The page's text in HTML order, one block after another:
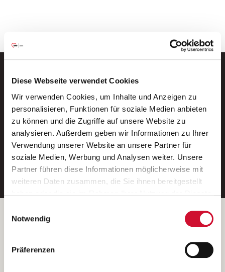
Diese Webseite verwendet Cookies
Wir verwenden Cookies, um Inhalte und Anzeigen zu
personalisieren, Funktionen für soziale Medien anbieten
zu können und die Zugriffe auf unsere Website zu
analysieren. Außerdem geben wir Informationen zu Ihrer
Verwendung unserer Website an unsere Partner für
soziale Medien, Werbung und Analysen weiter. Unsere
Partner führen diese Informationen möglicherweise mit
weiteren Daten zusammen, die Sie ihnen bereitgestellt
Wenn Sie auf „Cookies zulassen“ klicken, so stimmen
Sie der Speicherung sämtlicher Cookies zu. Sie können
Ihre Einwilligung selbstverständlich jederzeit widerrufen,
indem Sie die Cookie-Einstellungen aufrufen und diese
Notwendig
Präferenzen
Neue Stellen per E-Mail.
Ein kostenloser Service von AWO
Jobs.
E-Mail-Adresse eintragen
Betreiber der Webseite
Kantstraße 45a